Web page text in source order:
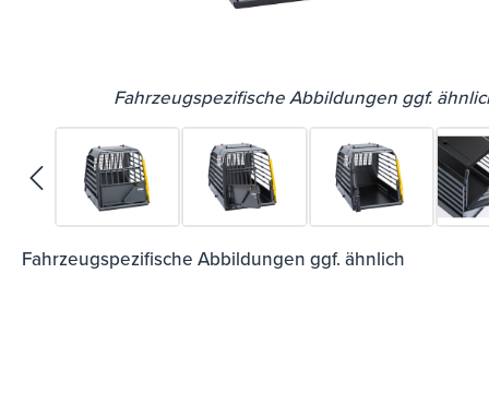
Fahrzeugspezifische Abbildungen ggf.
Fahrzeugspezifische Abbildungen ggf. ähnlich